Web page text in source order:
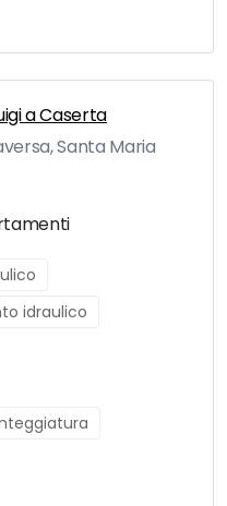
a Caserta
Santa Maria
idraulico